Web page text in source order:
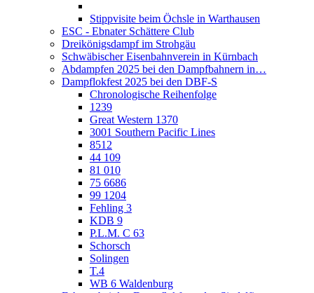
Stippvisite beim Öchsle in Warthausen
ESC - Ebnater Schättere Club
Dreikönigsdampf im Strohgäu
Schwäbischer Eisenbahnverein in Kürnbach
Abdampfen 2025 bei den Dampfbahnern in…
Dampflokfest 2025 bei den DBF-S
Chronologische Reihenfolge
1239
Great Western 1370
3001 Southern Pacific Lines
8512
44 109
81 010
75 6686
99 1204
Fehling 3
KDB 9
P.L.M. C 63
Schorsch
Solingen
T.4
WB 6 Waldenburg